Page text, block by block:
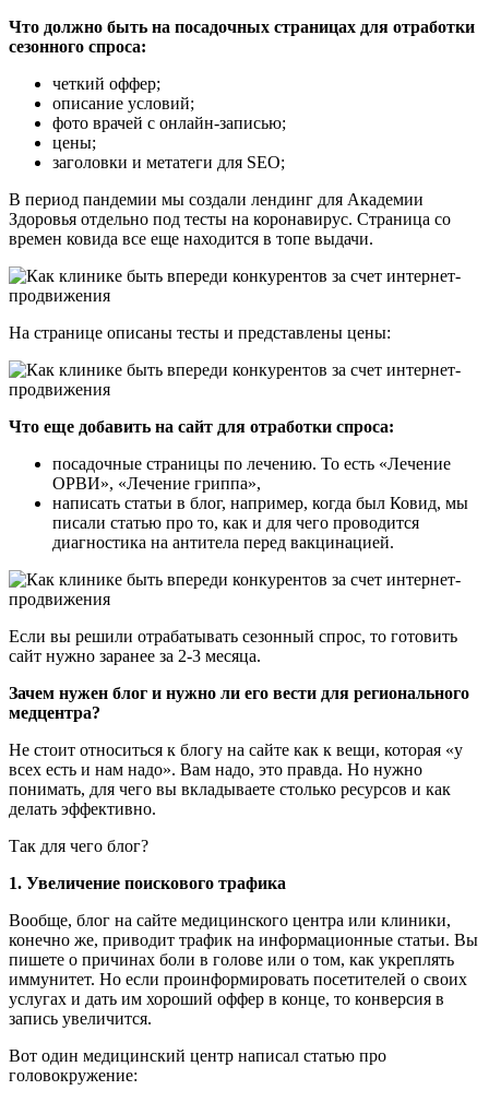
Что должно быть на посадочных страницах для отработки
сезонного спроса:
четкий оффер;
описание условий;
фото врачей с онлайн-записью;
цены;
заголовки и метатеги для SEO;
В период пандемии мы создали лендинг для Академии
Здоровья отдельно под тесты на коронавирус. Страница со
времен ковида все еще находится в топе выдачи.
На странице описаны тесты и представлены цены:
Что еще добавить на сайт для отработки спроса:
посадочные страницы по лечению. То есть «Лечение
ОРВИ», «Лечение гриппа»,
написать статьи в блог, например, когда был Ковид, мы
писали статью про то, как и для чего проводится
диагностика на антитела перед вакцинацией.
Если вы решили отрабатывать сезонный спрос, то готовить
сайт нужно заранее за 2-3 месяца.
Зачем нужен блог и нужно ли его вести для регионального
медцентра?
Не стоит относиться к блогу на сайте как к вещи, которая «у
всех есть и нам надо». Вам надо, это правда. Но нужно
понимать, для чего вы вкладываете столько ресурсов и как
делать эффективно.
Так для чего блог?
1. Увеличение поискового трафика
Вообще, блог на сайте медицинского центра или клиники,
конечно же, приводит трафик на информационные статьи. Вы
пишете о причинах боли в голове или о том, как укреплять
иммунитет. Но если проинформировать посетителей о своих
услугах и дать им хороший оффер в конце, то конверсия в
запись увеличится.
Вот один медицинский центр написал статью про
головокружение: